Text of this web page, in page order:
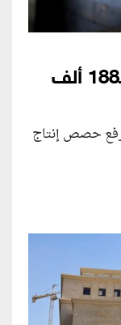
“أوبك+” يرفع إنتاج النفط بـ188 ألف
رفع حصص إنتاج